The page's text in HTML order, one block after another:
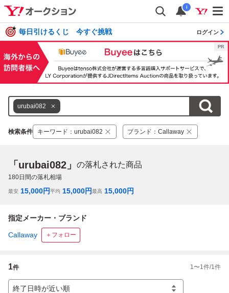
i
毎日引けるくじ 今すぐ挑戦 ログイン
urubai082
検索条件 キーワード ： urubai082 ブランド ： Callaway
「urubai082」 の落札された商品
180日間の落札相場
最安 15,000円平均 15,000円最高 15,000円
指定メーカー・ブランド
Callaway ＋フォロー
1件 1 〜1 件/1 件
終了日時が近い順